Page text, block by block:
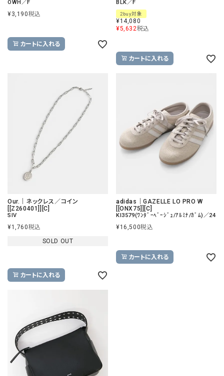
OWH／F
¥3,190税込
カートに入れる
BLK／F
2buy対象
¥14,080
¥5,632税込
カートに入れる
Our.｜ネックレス／コイン
[[Z260401]][C]
SIV
¥1,760税込
SOLD OUT
カートに入れる
adidas｜GAZELLE LO PRO W
[[ONX75]][C]
KI3579(ﾜﾝﾀﾞｰﾍﾞｰｼﾞｭ/ｱﾙﾐﾅ/ｶﾞﾑ)／24
¥16,500税込
カートに入れる